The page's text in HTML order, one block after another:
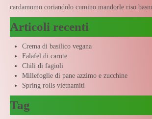
cardamomo coriandolo cumino mandorle riso
Articoli recenti
Crema di basilico vegana
Falafel di carote
Chili di fagioli
Millefoglie di pane azzimo e zucchine
Spring rolls vietnamiti
Tag